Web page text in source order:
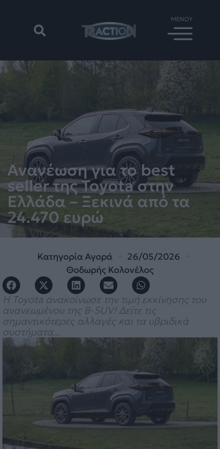
Ανανέωση για το best
seller της Toyota στην
Ελλάδα – Ξεκινά από τα
24.470 ευρώ
ΚατηγορίαΑγορά
26/05/2026
Θοδωρής Κολονέλος
H Toyota ανακοίνωσε την τιμή εκκίνησης του
ανανεωμένου της B-SUV! Δείτε τις
σημαντικότερες αλλαγές και τα υβριδικά
συστήματα...